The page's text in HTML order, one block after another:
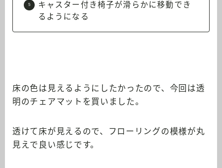
キャスター付き椅子が滑らかに移動でき
るようになる
床の色は見えるようにしたかったので、今回は透
明のチェアマットを買いました。
透けて床が見えるので、フローリングの模様が丸
見えで良い感じです。